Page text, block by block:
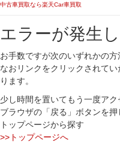
中古車買取なら楽天Car車買取
エラーが発生
お手数ですが次のいずれかの方
なおリンクをクリックされて
ります。
少し時間を置いてもう一度アク
ブラウザの「戻る」ボタンを
トップページから探す
>>トップページへ